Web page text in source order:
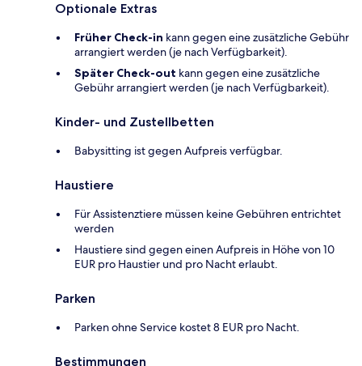
Optionale Extras
Früher Check-in kann gegen eine zusätzliche Gebühr
arrangiert werden (je nach Verfügbarkeit).
Später Check-out kann gegen eine zusätzliche
Gebühr arrangiert werden (je nach Verfügbarkeit).
Kinder- und Zustellbetten
Babysitting ist gegen Aufpreis verfügbar.
Haustiere
Für Assistenztiere müssen keine Gebühren entrichtet
werden
Haustiere sind gegen einen Aufpreis in Höhe von 10
EUR pro Haustier und pro Nacht erlaubt.
Parken
Parken ohne Service kostet 8 EUR pro Nacht.
Bestimmungen